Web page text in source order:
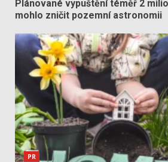
Plánované vypuštění téměř 2
mohlo zničit pozemní astronomii
PR